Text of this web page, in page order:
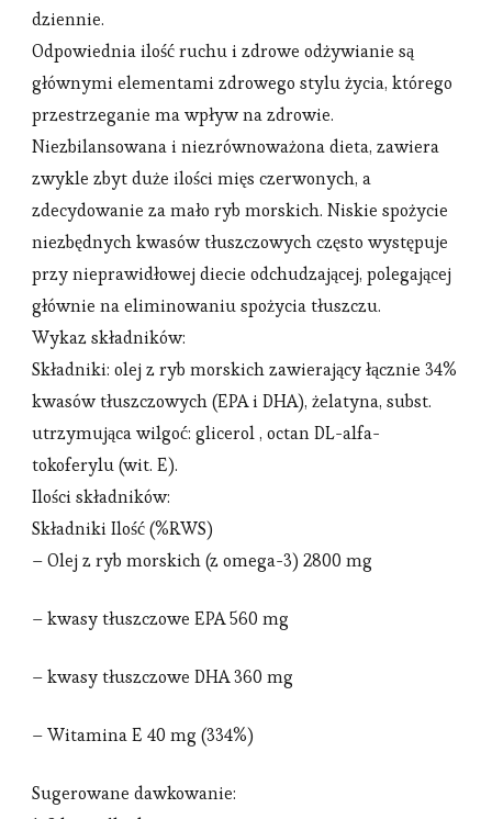
dziennie.
Odpowiednia ilość ruchu i zdrowe odżywianie są
głównymi elementami zdrowego stylu życia, którego
przestrzeganie ma wpływ na zdrowie.
Niezbilansowana i niezrównoważona dieta, zawiera
zwykle zbyt duże ilości mięs czerwonych, a
zdecydowanie za mało ryb morskich. Niskie spożycie
niezbędnych kwasów tłuszczowych często występuje
przy nieprawidłowej diecie odchudzającej, polegającej
głównie na eliminowaniu spożycia tłuszczu.
Wykaz składników:
Składniki: olej z ryb morskich zawierający łącznie 34%
kwasów tłuszczowych (EPA i DHA), żelatyna, subst.
utrzymująca wilgoć: glicerol , octan DL-alfa-
tokoferylu (wit. E).
Ilości składników:
Składniki Ilość (%RWS)
– Olej z ryb morskich (z omega-3) 2800 mg
– kwasy tłuszczowe EPA 560 mg
– kwasy tłuszczowe DHA 360 mg
– Witamina E 40 mg (334%)
Sugerowane dawkowanie: